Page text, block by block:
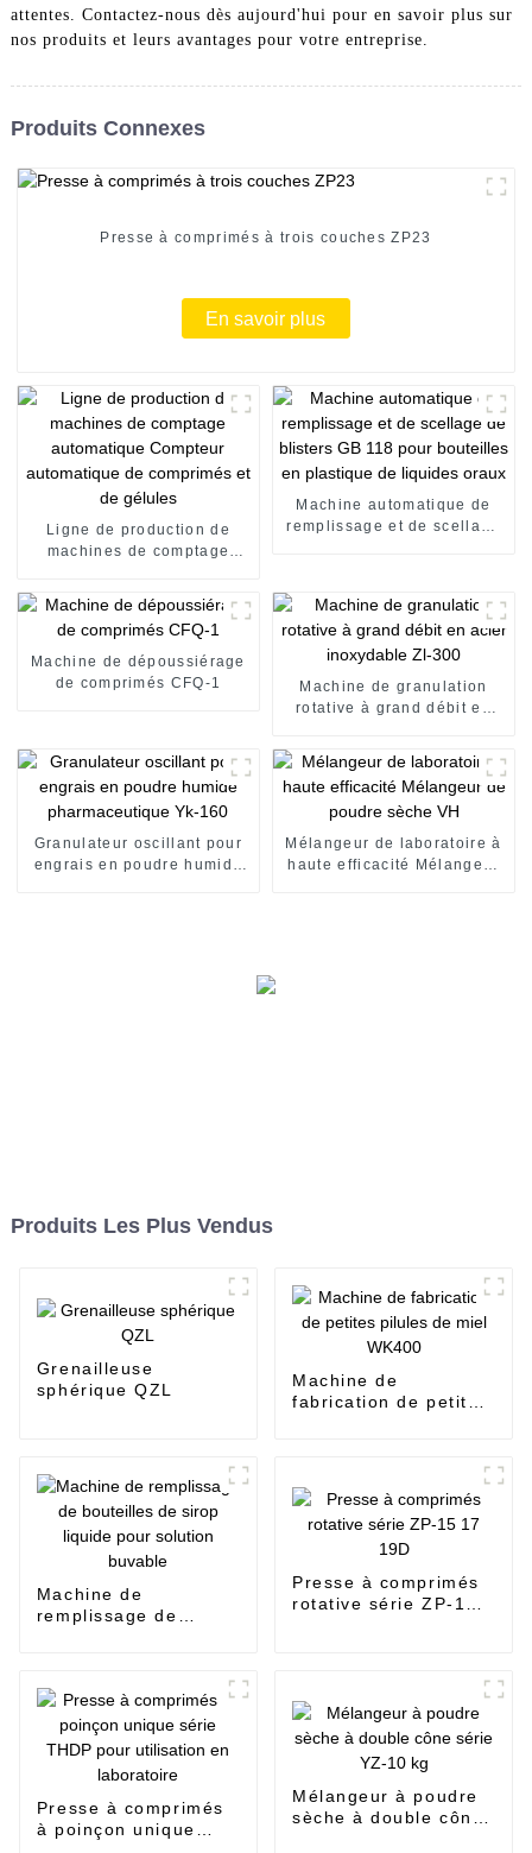
attentes. Contactez-nous dès aujourd'hui pour en savoir plus sur
nos produits et leurs avantages pour votre entreprise.
Produits Connexes
Presse à comprimés à trois couches ZP23
En savoir plus
Ligne de production de
machines de comptage
automatique de comprimés
et de gélules
Machine automatique de
remplissage et de scellage
Machine de dépoussiérage
de comprimés CFQ-1
Machine de granulation
rotative à grand débit en
Granulateur oscillant pour
engrais en poudre humide
Mélangeur de laboratoire à
haute efficacité Mélangeur
Produits Les Plus Vendus
Grenailleuse
sphérique QZL
Machine de
fabrication de petites
Machine de
remplissage de
Presse à comprimés
rotative série ZP-15
Presse à comprimés
à poinçon unique
Mélangeur à poudre
sèche à double cône